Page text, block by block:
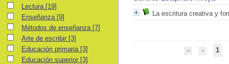
La escritura creativa y
1
LecturaLectura [19]
Enseñanza
Enseñanza [9]
Métodos de enseñanza
Métodos de enseñanza [7]
Arte de escribir
Arte de escribir [3]
Educación primaria
Educación primaria [3]
Educación superior
Educación superior [3]